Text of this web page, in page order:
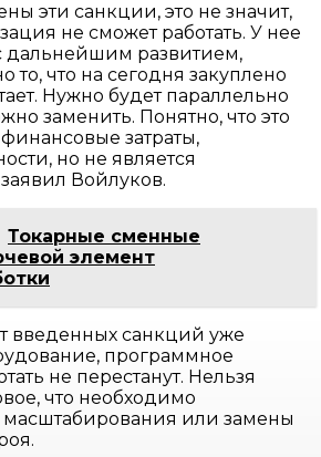
эти санкции, это не значит,
не сможет работать. У нее
дальнейшим развитием,
то, что на сегодня закуплено
Нужно будет параллельно
заменить. Понятно, что это
затраты,
но не является
Войлуков.
Токарные сменные
элемент
введенных санкций уже
программное
не перестанут. Нельзя
что необходимо
или замены